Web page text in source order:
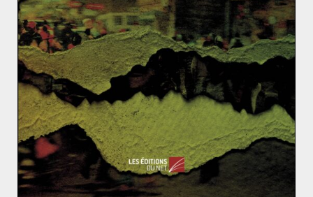
prévoit la construction de deux gazoducs d’une
capacité de 15,75 milliards de m3 de gaz par an
chacun, dont le premier si l’on croit les déclarations du
ministre russe de l’Energie Alexandre Novak, devrait
être mis en exploitation vers 2019. Le projet avance
rapidement. En marge de la rencontre de Saint-
Pétersbourg le 9 août dernier, la Russie et la Turquie
ont élaboré une « feuille de route », et se sont mis
d’accord sur la création d’un groupe de travail chargé
de la réalisation de ce projet. Suite à la rencontre du 12
septembre dernier entre le CEO de Gazprom Alexei